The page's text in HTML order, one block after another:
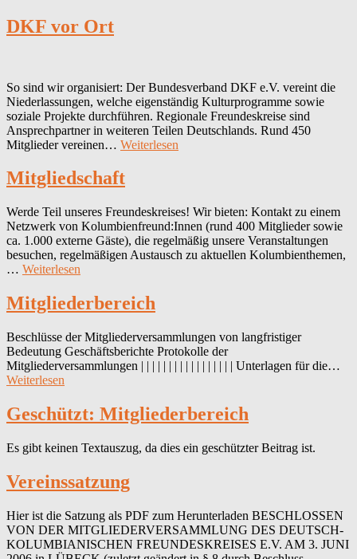
DKF vor Ort
So sind wir organisiert: Der Bundesverband DKF e.V. vereint die
Niederlassungen, welche eigenständig Kulturprogramme sowie
soziale Projekte durchführen. Regionale Freundeskreise sind
Ansprechpartner in weiteren Teilen Deutschlands. Rund 450
Mitglieder vereinen… Weiterlesen
Mitgliedschaft
Werde Teil unseres Freundeskreises! Wir bieten: Kontakt zu einem
Netzwerk von Kolumbienfreund:Innen (rund 400 Mitglieder sowie
ca. 1.000 externe Gäste), die regelmäßig unsere Veranstaltungen
besuchen, regelmäßigen Austausch zu aktuellen Kolumbienthemen,
… Weiterlesen
Mitgliederbereich
Beschlüsse der Mitgliederversammlungen von langfristiger
Bedeutung Geschäftsberichte Protokolle der
Mitgliederversammlungen | | | | | | | | | | | | | | | | | Unterlagen für die…
Weiterlesen
Geschützt: Mitgliederbereich
Es gibt keinen Textauszug, da dies ein geschützter Beitrag ist.
Vereinssatzung
Hier ist die Satzung als PDF zum Herunterladen BESCHLOSSEN
VON DER MITGLIEDERVERSAMMLUNG DES DEUTSCH-
KOLUMBIANISCHEN FREUNDESKREISES E.V. AM 3. JUNI